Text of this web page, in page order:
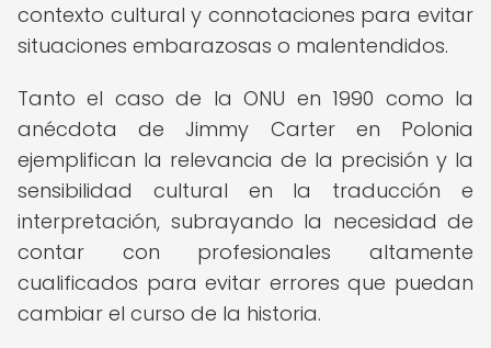
contexto cultural y connotaciones para evitar
situaciones embarazosas o malentendidos.
Tanto el caso de la ONU en 1990 como la
anécdota de Jimmy Carter en Polonia
ejemplifican la relevancia de la precisión y la
sensibilidad cultural en la traducción e
interpretación, subrayando la necesidad de
contar con profesionales altamente
cualificados para evitar errores que puedan
cambiar el curso de la historia.